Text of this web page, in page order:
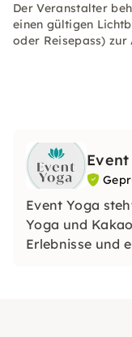
Der Veranstalter
einen gültigen
oder Reisepass) zur
Event Yoga
Yoga und
Erlebnisse und